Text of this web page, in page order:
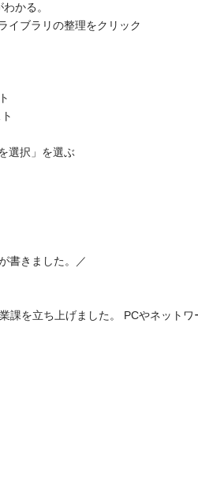
かる。
イブラリの整理をクリック
選択」を選ぶ
書きました。／
を立ち上げました。 PCやネット